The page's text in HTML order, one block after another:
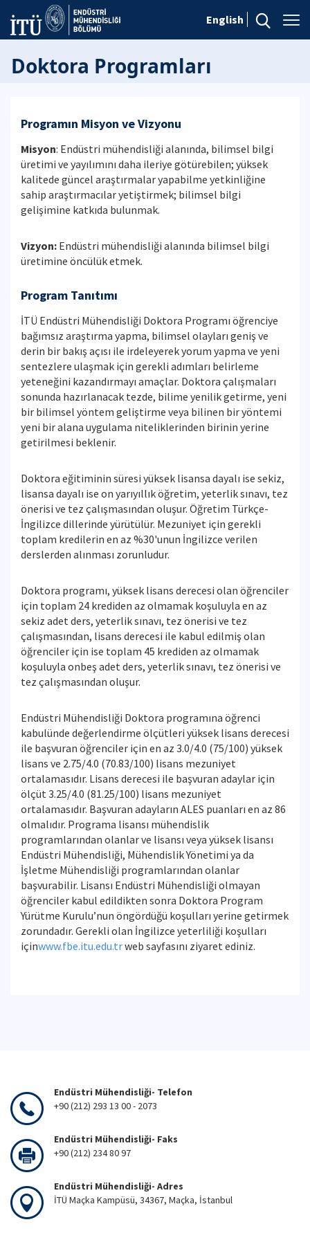
English
Doktora Programları
Programın Misyon ve Vizyonu
Misyon: Endüstri mühendisliği alanında, bilimsel bilgi
üretimi ve yayılımını daha ileriye götürebilen; yüksek
kalitede güncel araştırmalar yapabilme yetkinliğine
sahip araştırmacılar yetiştirmek; bilimsel bilgi
gelişimine katkıda bulunmak.
Vizyon: Endüstri mühendisliği alanında bilimsel bilgi
üretimine öncülük etmek.
Program Tanıtımı
İTÜ Endüstri Mühendisliği Doktora Programı öğrenciye
bağımsız araştırma yapma, bilimsel olayları geniş ve
derin bir bakış açısı ile irdeleyerek yorum yapma ve yeni
sentezlere ulaşmak için gerekli adımları belirleme
yeteneğini kazandırmayı amaçlar. Doktora çalışmaları
sonunda hazırlanacak tezde, bilime yenilik getirme, yeni
bir bilimsel yöntem geliştirme veya bilinen bir yöntemi
yeni bir alana uygulama niteliklerinden birinin yerine
getirilmesi beklenir.
Doktora eğitiminin süresi yüksek lisansa dayalı ise sekiz,
lisansa dayalı ise on yarıyıllık öğretim, yeterlik sınavı, tez
önerisi ve tez çalışmasından oluşur. Öğretim Türkçe-
İngilizce dillerinde yürütülür. Mezuniyet için gerekli
toplam kredilerin en az %30'unun İngilizce verilen
derslerden alınması zorunludur.
Doktora programı, yüksek lisans derecesi olan öğrenciler
için toplam 24 krediden az olmamak koşuluyla en az
sekiz adet ders, yeterlik sınavı, tez önerisi ve tez
çalışmasından, lisans derecesi ile kabul edilmiş olan
öğrenciler için ise toplam 45 krediden az olmamak
koşuluyla onbeş adet ders, yeterlik sınavı, tez önerisi ve
tez çalışmasından oluşur.
Endüstri Mühendisliği Doktora programına öğrenci
kabulünde değerlendirme ölçütleri yüksek lisans derecesi
ile başvuran öğrenciler için en az 3.0/4.0 (75/100) yüksek
lisans ve 2.75/4.0 (70.83/100) lisans mezuniyet
ortalamasıdır. Lisans derecesi ile başvuran adaylar için
ölçüt 3.25/4.0 (81.25/100) lisans mezuniyet
ortalamasıdır. Başvuran adayların ALES puanları en az 86
olmalıdır. Programa lisansı mühendislik
programlarından olanlar ve lisansı veya yüksek lisansı
Endüstri Mühendisliği, Mühendislik Yönetimi ya da
İşletme Mühendisliği programlarından olanlar
başvurabilir. Lisansı Endüstri Mühendisliği olmayan
öğrenciler kabul edildikten sonra Doktora Program
Yürütme Kurulu’nun öngördüğü koşulları yerine getirmek
zorundadır. Gerekli olan İngilizce yeterliliği koşulları
içinwww.fbe.itu.edu.trweb sayfasını ziyaret ediniz.
Endüstri Mühendisliği- Telefon
+90 (212) 293 13 00 - 2073
Endüstri Mühendisliği- Faks
+90 (212) 234 80 97
Endüstri Mühendisliği- Adres
İTÜ Maçka Kampüsü, 34367, Maçka, İstanbul